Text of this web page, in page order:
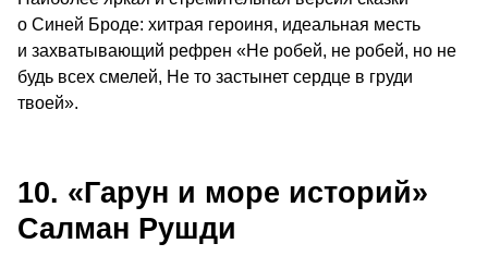
о Синей Броде: хитрая героиня, идеальная месть
и захватывающий рефрен «Не робей, не робей, но не
будь всех смелей, Не то застынет сердце в груди
твоей».
10. «Гарун и море историй»
Салман Рушди